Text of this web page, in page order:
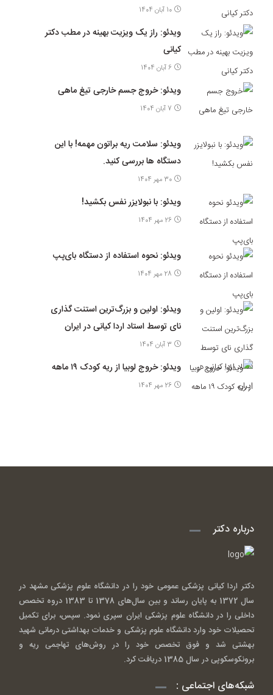
10 آبان 1404
ویدئو: راز یک ویزیت بهینه در مطب دکتر
کیانی
6 آبان 1404
ویدئو: خروج جسم خارجی تیغ ماهی
7 آبان 1404
ویدئو: سلامت ریه براتون مهمه! با این
دستگاه ها بررسی کنید.
30 مهر 1404
ویدئو: با نبولایزر نفس بکشید!
26 مهر 1404
ویدئو: نحوه استفاده از دستگاه بای‌پپ
28 مهر 1404
ویدئو: اولین و بزرگ‌ترین استنت گذاری
نای توسط استاد اردا کیانی در ایران
3 آبان 1404
ویدئو: خروج لوبیا از ریه کودک ۱۹ ماهه
26 مهر 1404
درباره دکتر
دکتر اردا کیانی پزشکی عمومی خود را در دانشگاه علوم پزشکی مشهد در
سال 1372 به پایان رساند و بین سال‌های 1378 تا 1383 دروه تخصص
داخلی را در دانشگاه علوم پزشکی ایران سپری نمود. سپس، برای تکمیل
تحصیلات خود وارد دانشگاه علوم پزشکی و خدمات بهداشتی درمانی شهید
بهشتی شد و فوق تخصص خود را در روش‌های تهاجمی ریه و
برونکوسکوپی در سال 1385 دریافت کرد.
شبکه‌های اجتماعی :